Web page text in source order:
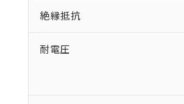
絶縁抵抗
耐電圧